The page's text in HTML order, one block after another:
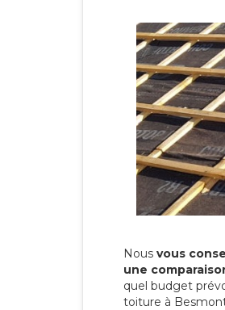
Nous vous
une
quel budget
toiture à